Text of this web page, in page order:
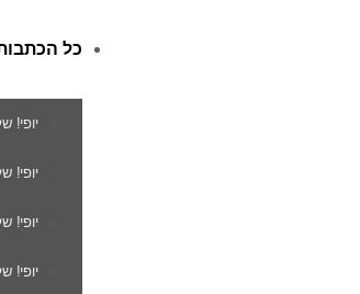
כל
יופי!
יופי!
יופי!
יופי!